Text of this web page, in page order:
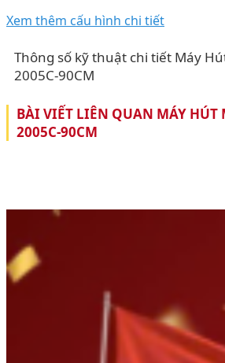
Xem thêm cấu hình chi tiết
Thông số kỹ thuật chi tiết Máy
2005C-90CM
BÀI VIẾT LIÊN QUAN MÁY HÚT
2005C-90CM